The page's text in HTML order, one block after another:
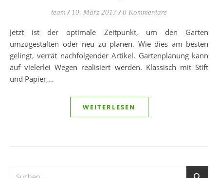
team / 10. März 2017 / 0 Kommentare
Jetzt ist der optimale Zeitpunkt, um den Garten
umzugestalten oder neu zu planen. Wie dies am besten
gelingt, verrät nachfolgender Artikel. Gartenplanung kann
auf vielerlei Wegen realisiert werden. Klassisch mit Stift
und Papier,…
WEITERLESEN